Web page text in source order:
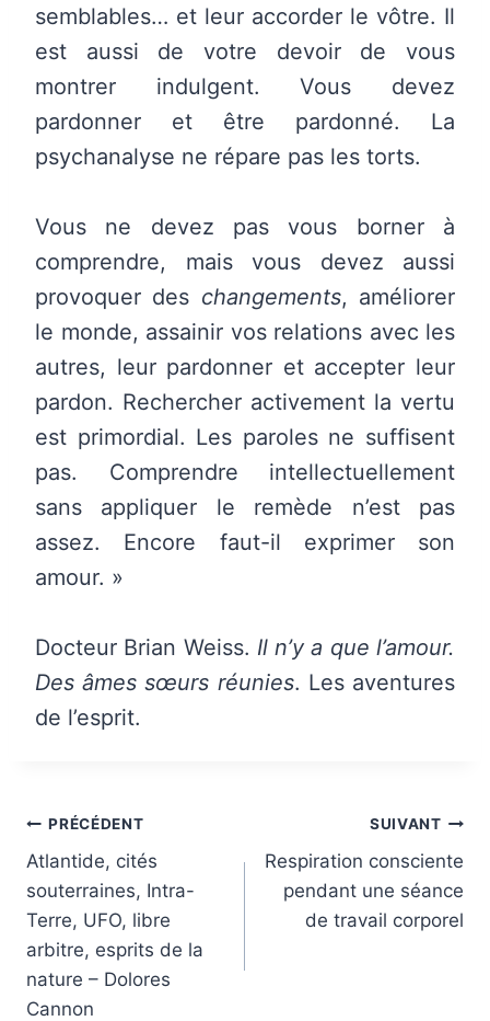
semblables… et leur accorder le vôtre. Il
est aussi de votre devoir de vous
montrer indulgent. Vous devez
pardonner et être pardonné. La
psychanalyse ne répare pas les torts.
Vous ne devez pas vous borner à
comprendre, mais vous devez aussi
provoquer des changements, améliorer
le monde, assainir vos relations avec les
autres, leur pardonner et accepter leur
pardon. Rechercher activement la vertu
est primordial. Les paroles ne suffisent
pas. Comprendre intellectuellement
sans appliquer le remède n’est pas
assez. Encore faut-il exprimer son
amour. »
Docteur Brian Weiss. Il n’y a que l’amour.
Des âmes sœurs réunies. Les aventures
de l’esprit.
Navigation
de
l’article
PRÉCÉDENT
Atlantide, cités
souterraines, Intra-
Terre, UFO, libre
arbitre, esprits de la
nature – Dolores
Cannon
SUIVANT
Respiration consciente
pendant une séance
de travail corporel